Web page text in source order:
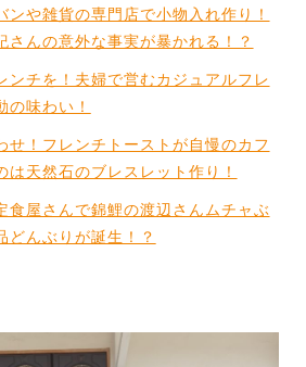
ンや雑貨の専門店で小物入れ作り！
さんの意外な事実が暴かれる！？
ンチを！夫婦で営むカジュアルフレ
の味わい！
せ！フレンチトーストが自慢のカフ
は天然石のブレスレット作り！
食屋さんで錦鯉の渡辺さんムチャぶ
どんぶりが誕生！？